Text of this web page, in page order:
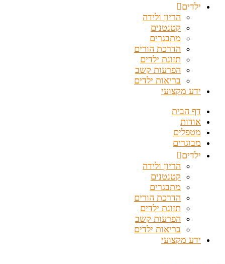
ילדים
הריון ולידה
קטנטנים
מתבגרים
הדרכת הורים
תזונת ילדים
הפרעות קשב
בריאות ילדים
ידע מקצועי
דף הבית
אודות
מטפלים
מבוגרים
ילדים
הריון ולידה
קטנטנים
מתבגרים
הדרכת הורים
תזונת ילדים
הפרעות קשב
בריאות ילדים
ידע מקצועי